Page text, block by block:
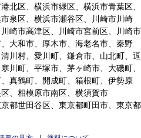
北区、横浜市緑区、横浜市青葉区、
泉区、横浜市瀬谷区、川崎市川崎
崎市高津区、川崎市宮前区、川崎市
大和市、厚木市、海老名市、秦野
川村、愛川町、鎌倉市、山北町、逗
川町、平塚市、茅ヶ崎市、大磯町、
真鶴町、開成町、箱根町、伊勢原
、相模原市南区、横須賀市
都世田谷区、東京都町田市、東京都